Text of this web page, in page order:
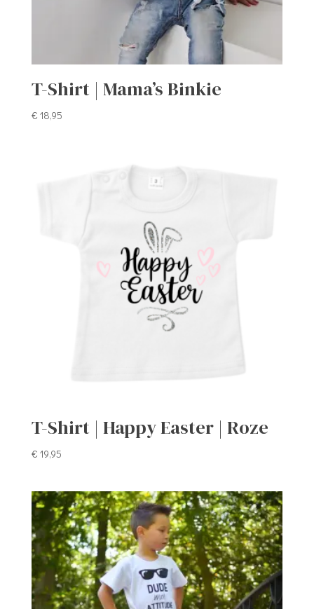
T-Shirt | Mama’s Binkie
€ 18,95
T-Shirt | Happy Easter | Roze
€ 19,95